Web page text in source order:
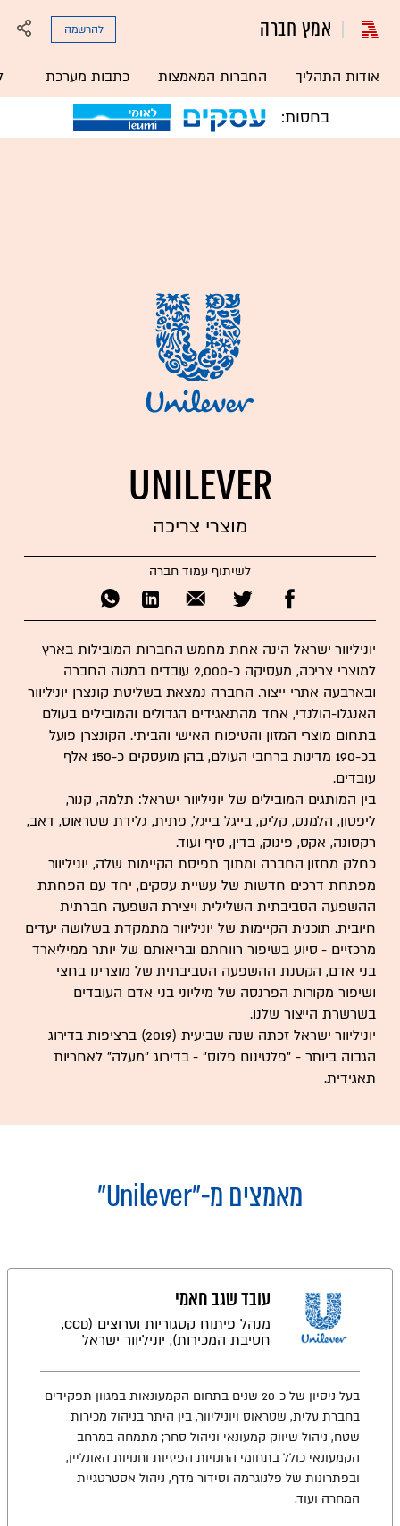
אמץ חברה
אודות התהליך החברות המאמצות כתבות מערכת
להרשמה
בחסות:
Unilever
מוצרי צריכה
לשיתוף עמוד חברה
יוניליוור ישראל הינה אחת מחמש החברות המובילות בארץ
למוצרי צריכה, מעסיקה כ-2,000 עובדים במטה החברה
ובארבעה אתרי ייצור. החברה נמצאת בשליטת קונצרן יוניליוור
האנגלו-הולנדי, אחד מהתאגידים הגדולים והמובילים בעולם
בתחום מוצרי המזון והטיפוח האישי והביתי. הקונצרן פועל
בכ-190 מדינות ברחבי העולם, בהן מועסקים כ-150 אלף
עובדים.
בין המותגים המובילים של יוניליוור ישראל: תלמה, קנור,
ליפטון, הלמנס, קליק, בייגל בייגל, פתית, גלידת שטראוס, דאב,
רקסונה, אקס, פינוק, בדין, סיף ועוד.
כחלק מחזון החברה ומתוך תפיסת הקיימות שלה, יוניליוור
מפתחת דרכים חדשות של עשיית עסקים, יחד עם הפחתת
ההשפעה הסביבתית השלילית ויצירת השפעה חברתית
חיובית. תוכנית הקיימות של יוניליוור מתמקדת בשלושה יעדים
מרכזיים - סיוע בשיפור רווחתם ובריאותם של יותר ממיליארד
בני אדם, הקטנת ההשפעה הסביבתית של מוצרינו בחצי
ושיפור מקורות הפרנסה של מיליוני בני אדם העובדים
בשרשרת הייצור שלנו.
יוניליוור ישראל זכתה שנה שביעית (2019) ברציפות בדירוג
הגבוה ביותר - "פלטינום פלוס" - בדירוג "מעלה" לאחריות
תאגידית.
מאמצים מ-"Unilever"
עובד שגב חאמי
מנהל פיתוח קטגוריות וערוצים (CCD,
חטיבת המכירות), יוניליוור ישראל
בעל ניסיון של כ-20 שנים בתחום הקמעונאות במגוון תפקידים
בחברת עלית, שטראוס ויוניליוור, בין היתר בניהול מכירות
שטח, ניהול שיווק קמעונאי וניהול סחר; מתמחה במרחב
הקמעונאי כולל בתחומי החנויות הפיזיות וחנויות האונליין,
ובפתרונות של פלנוגרמה וסידור מדף, ניהול אסטרטגיית
המחרה ועוד.